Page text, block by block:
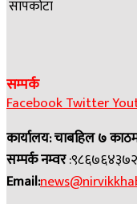
सापकोटा
सम्पर्क
FacebookTwitter
कार्यालय: चाबहिल ७
सम्पर्क नम्वर
Email: